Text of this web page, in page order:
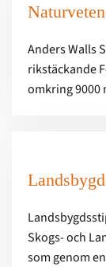
Anders Walls
rikstäckande
omkring 9000
Skogs- och
som genom